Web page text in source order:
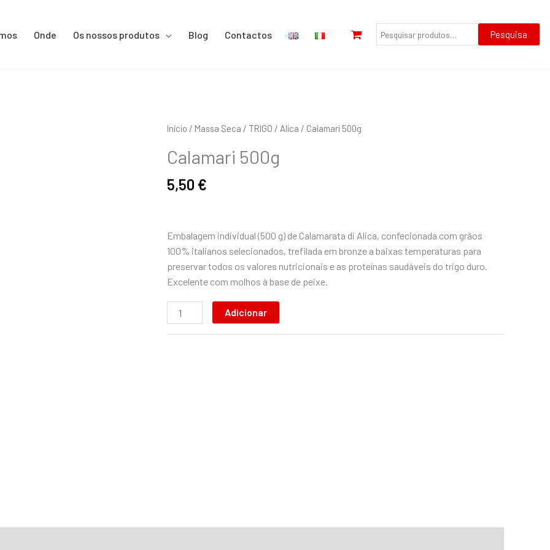
Onde Os nossos produtos Blog Contactos
por:
Pesquisa
Início / Massa Seca / TRIGO / Alica / Calamari 500g
Calamari 500g
5,50 €
Embalagem individual (500 g) de Calamarata di Alica, confecionada com grãos
100% italianos selecionados, trefilada em bronze a baixas temperaturas para
preservar todos os valores nutricionais e as proteínas saudáveis do trigo duro.
Excelente com molhos à base de peixe.
Quantidade
Calamari
Adicionar